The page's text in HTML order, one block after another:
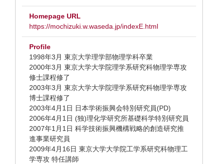
Homepage URL
https://mochizuki.w.waseda.jp/indexE.html
Profile
1998年3月 東京大学理学部物理学科卒業
2000年3月 東京大学大学院理学系研究科物理学専攻
修士課程修了
2003年3月 東京大学大学院理学系研究科物理学専攻
博士課程修了
2003年4月1日 日本学術振興会特別研究員(PD)
2006年4月1日 (独)理化学研究所基礎科学特別研究員
2007年1月1日 科学技術振興機構戦略的創造研究推
進事業研究員
2009年4月16日 東京大学大学院工学系研究科物理工
学専攻 特任講師